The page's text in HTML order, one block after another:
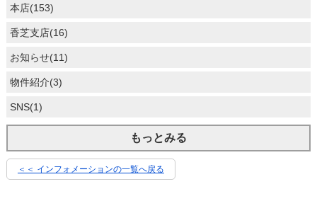
本店(153)
香芝支店(16)
お知らせ(11)
物件紹介(3)
SNS(1)
もっとみる
＜＜ インフォメーションの一覧へ戻る